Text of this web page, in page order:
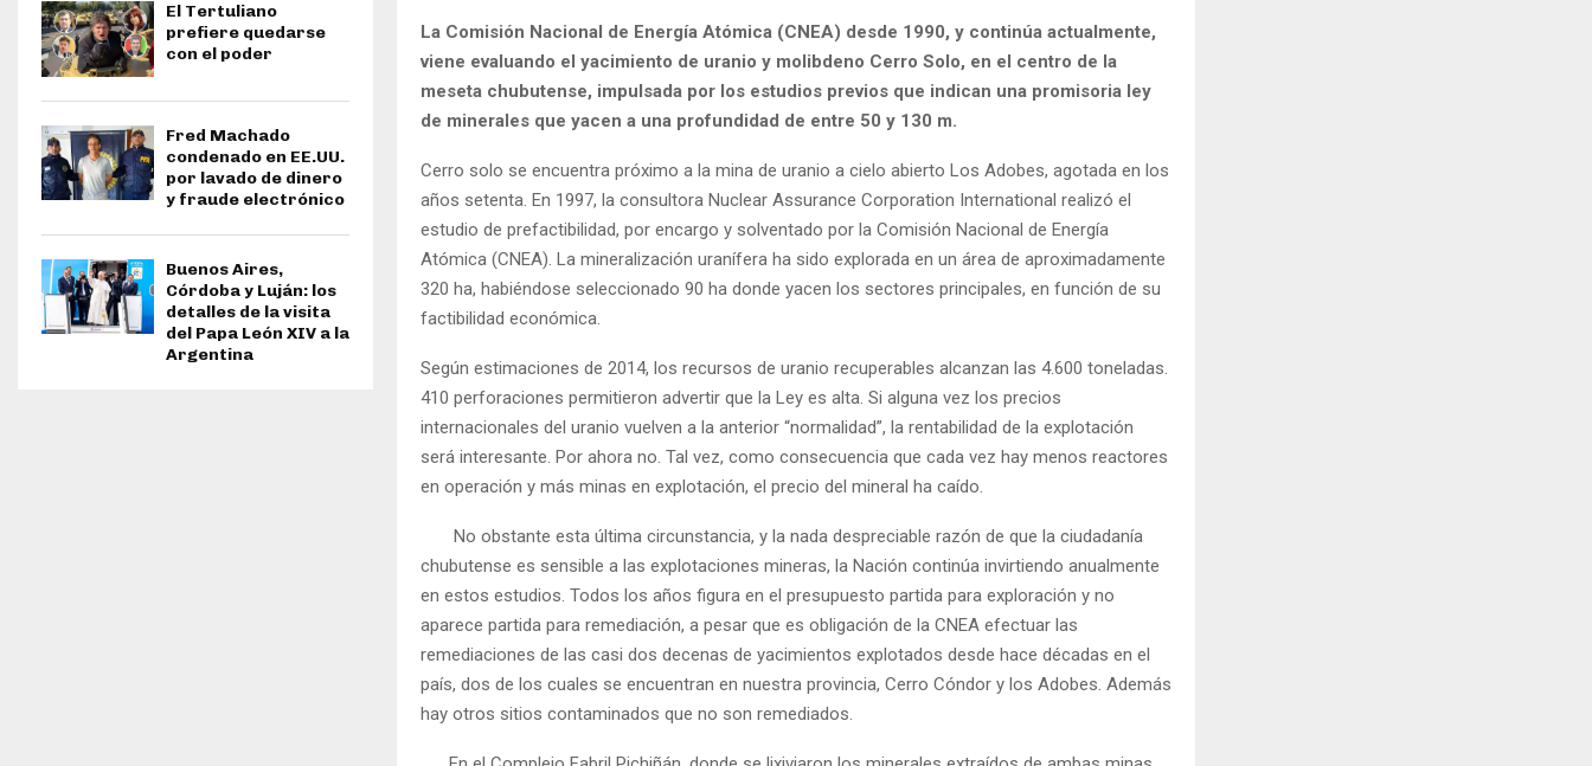
La Comisión Nacional de Energía Atómica (CNEA) desde 1990, y continúa actualmente,
viene evaluando el yacimiento de uranio y molibdeno Cerro Solo, en el centro de la
meseta chubutense, impulsada por los estudios previos que indican una promisoria ley
de minerales que yacen a una profundidad de entre 50 y 130 m.
Cerro solo se encuentra próximo a la mina de uranio a cielo abierto Los Adobes, agotada en los
años setenta. En 1997, la consultora Nuclear Assurance Corporation International realizó el
estudio de prefactibilidad, por encargo y solventado por la Comisión Nacional de Energía
Atómica (CNEA). La mineralización uranífera ha sido explorada en un área de aproximadamente
320 ha, habiéndose seleccionado 90 ha donde yacen los sectores principales, en función de su
factibilidad económica.
Según estimaciones de 2014, los recursos de uranio recuperables alcanzan las 4.600 toneladas.
410 perforaciones permitieron advertir que la Ley es alta. Si alguna vez los precios
internacionales del uranio vuelven a la anterior “normalidad”, la rentabilidad de la explotación
será interesante. Por ahora no. Tal vez, como consecuencia que cada vez hay menos reactores
en operación y más minas en explotación, el precio del mineral ha caído.
No obstante esta última circunstancia, y la nada despreciable razón de que la ciudadanía
chubutense es sensible a las explotaciones mineras, la Nación continúa invirtiendo anualmente
en estos estudios. Todos los años figura en el presupuesto partida para exploración y no
aparece partida para remediación, a pesar que es obligación de la CNEA efectuar las
remediaciones de las casi dos decenas de yacimientos explotados desde hace décadas en el
país, dos de los cuales se encuentran en nuestra provincia, Cerro Cóndor y los Adobes. Además
hay otros sitios contaminados que no son remediados.
El Tertuliano
prefiere quedarse
con el poder
Fred Machado
condenado en EE.UU.
por lavado de dinero
y fraude electrónico
Buenos Aires,
Córdoba y Luján: los
detalles de la visita
del Papa León XIV a la
Argentina